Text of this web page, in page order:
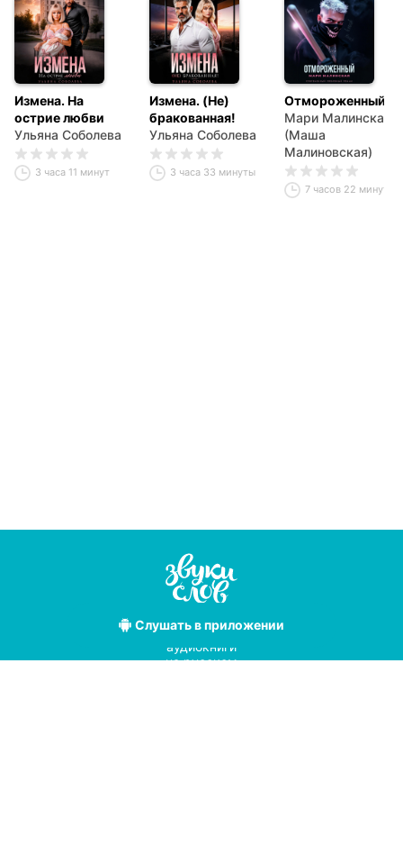
Измена. На
острие любви
Ульяна Соболева
3 часа 11 минут
Измена. (Не)
бракованная!
Ульяна Соболева
3 часа 33 минуты
Отмороженный
Мари Малинская
(Маша
Малиновская)
7 часов 22 минуты
Слушатьв приложении
Лучшие
аудиокниги
на русском